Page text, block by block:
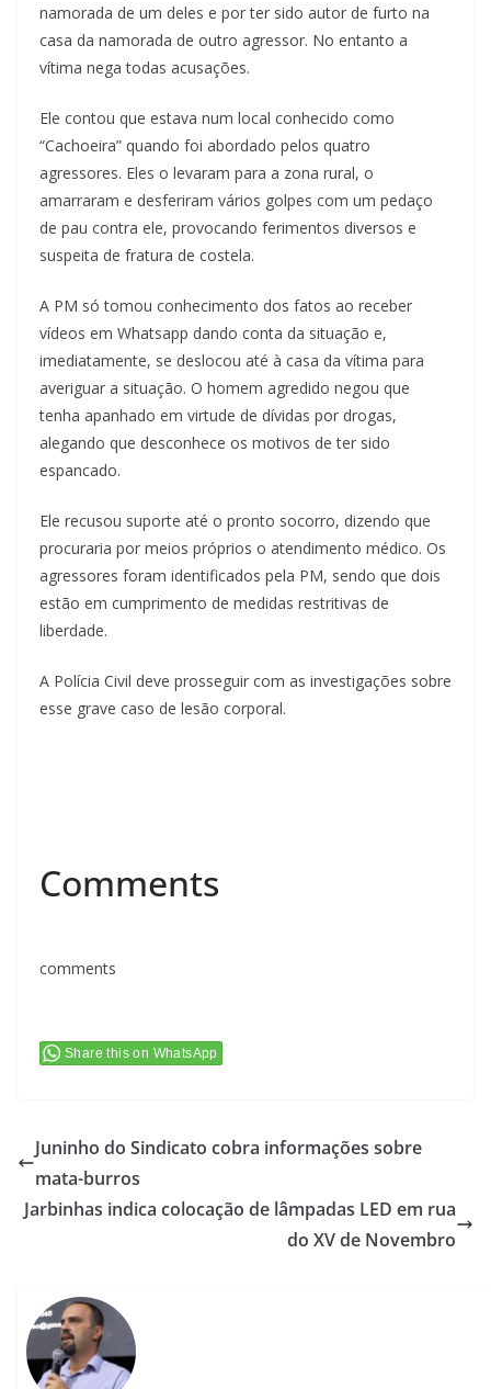
namorada de um deles e por ter sido autor de furto na
casa da namorada de outro agressor. No entanto a
vítima nega todas acusações.
Ele contou que estava num local conhecido como
“Cachoeira” quando foi abordado pelos quatro
agressores. Eles o levaram para a zona rural, o
amarraram e desferiram vários golpes com um pedaço
de pau contra ele, provocando ferimentos diversos e
suspeita de fratura de costela.
A PM só tomou conhecimento dos fatos ao receber
vídeos em Whatsapp dando conta da situação e,
imediatamente, se deslocou até à casa da vítima para
averiguar a situação. O homem agredido negou que
tenha apanhado em virtude de dívidas por drogas,
alegando que desconhece os motivos de ter sido
espancado.
Ele recusou suporte até o pronto socorro, dizendo que
procuraria por meios próprios o atendimento médico. Os
agressores foram identificados pela PM, sendo que dois
estão em cumprimento de medidas restritivas de
liberdade.
A Polícia Civil deve prosseguir com as investigações sobre
esse grave caso de lesão corporal.
Comments
comments
Share this on WhatsApp
Juninho do Sindicato cobra informações sobre
mata-burros
Jarbinhas indica colocação de lâmpadas LED em rua
do XV de Novembro